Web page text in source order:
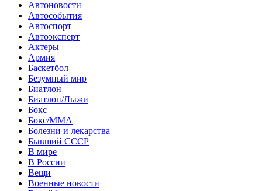
Автоновости
Автособытия
Автоспорт
Автоэксперт
Актеры
Армия
Баскетбол
Безумный мир
Биатлон
Биатлон/Лыжи
Бокс
Бокс/MMA
Болезни и лекарства
Бывший СССР
В мире
В России
Вещи
Военные новости